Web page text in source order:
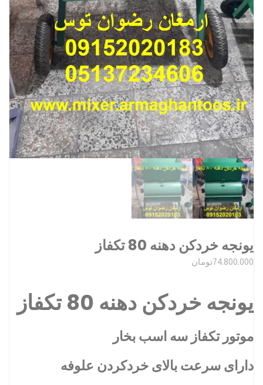
یونجه خردکن دهنه 80 تکفاز
74.800.000تومان
یونجه خردکن دهنه 80 تکفاز
موتور تکفاز سه اسب بخار
دارای سرعت بالای خردکردن علوفه